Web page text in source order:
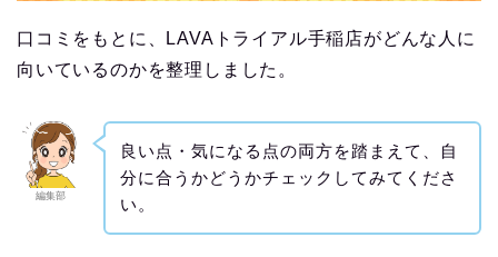
口コミをもとに、LAVAトライアル手稲店がどんな人に
向いているのかを整理しました。
編集部
良い点・気になる点の両方を踏まえて、自
分に合うかどうかチェックしてみてくださ
い。